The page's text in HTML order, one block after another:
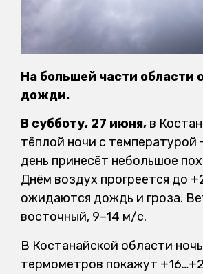
На большей части
дожди.
В субботу, 27 июня, в
тёплой ночи с температурой
день принесёт небольшое
Днём воздух прогреется до
ожидаются дождь и гроза.
восточный, 9–14 м/с.
В Костанайской области
термометров покажут